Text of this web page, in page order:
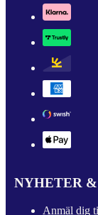
NYHETER
Anmäl dig